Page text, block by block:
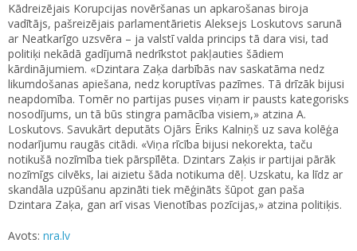
Kādreizējais Korupcijas novēršanas un apkarošanas biroja
vadītājs, pašreizējais parlamentārietis Aleksejs Loskutovs sarunā
ar Neatkarīgo uzsvēra – ja valstī valda princips tā dara visi, tad
politiķi nekādā gadījumā nedrīkstot pakļauties šādiem
kārdinājumiem. «Dzintara Zaķa darbībās nav saskatāma nedz
likumdošanas apiešana, nedz koruptīvas pazīmes. Tā drīzāk bijusi
neapdomība. Tomēr no partijas puses viņam ir pausts kategorisks
nosodījums, un tā būs stingra pamācība visiem,» atzina A.
Loskutovs. Savukārt deputāts Ojārs Ēriks Kalniņš uz sava kolēģa
nodarījumu raugās citādi. «Viņa rīcība bijusi nekorekta, taču
notikušā nozīmība tiek pārspīlēta. Dzintars Zaķis ir partijai pārāk
nozīmīgs cilvēks, lai aizietu šāda notikuma dēļ. Uzskatu, ka līdz ar
skandāla uzpūšanu apzināti tiek mēģināts šūpot gan paša
Dzintara Zaķa, gan arī visas Vienotības pozīcijas,» atzina politiķis.
Avots: nra.lv